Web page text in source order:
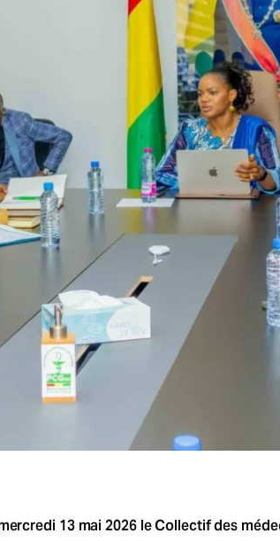
13 mai 2026 le Collectif des